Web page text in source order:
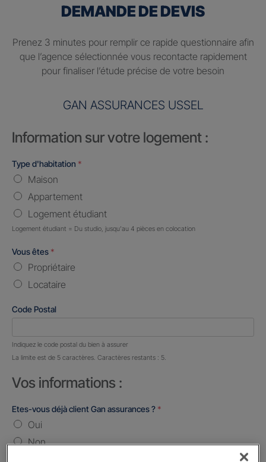
DEMANDE DE DEVIS
Prenez 3 minutes pour remplir ce rapide questionnaire afin
que l’agence sélectionnée vous recontacte rapidement
pour finaliser l’étude précise de votre besoin
GAN ASSURANCES USSEL
Information sur votre logement :
Type d'habitation *
Maison
Appartement
Logement étudiant
Logement étudiant = Du studio, jusqu'au 4 pièces en colocation
Vous êtes *
Propriétaire
Locataire
Code Postal
Nombre de caractères restants :
Indiquez le code postal du bien à assurer
La limite est de 5 caractères. Caractères restants : 5.
Vos informations :
Etes-vous déjà client Gan assurances ? *
Oui
Non